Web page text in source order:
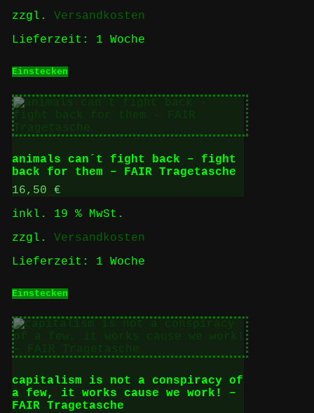
zzgl. Versandkosten
Lieferzeit: 1 Woche
Einstecken
animals can´t fight back – fight
back for them – FAIR Tragetasche
16,50 €
inkl. 19 % MwSt.
zzgl. Versandkosten
Lieferzeit: 1 Woche
Einstecken
capitalism is not a conspiracy of
a few, it works cause we work! –
FAIR Tragetasche